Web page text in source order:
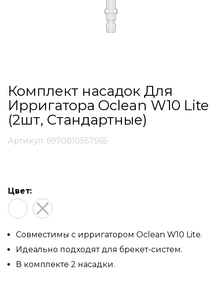
Артикул: 6970810557565
Комплект насадок Для
Ирригатора Oclean W10 Lite
(2шт, Стандартные)
Совместимы с ирригатором Oclean W10 Lite.
Идеально подходят для брекет-систем.
В комплекте 2 насадки.
Цвет: